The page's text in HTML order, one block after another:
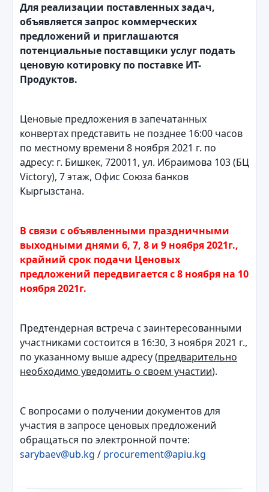
Для реализации поставленных задач,
объявляется запрос коммерческих
предложений и приглашаются
потенциальные поставщики услуг подать
ценовую котировку по поставке ИТ-
Продуктов.
Ценовые предложения в запечатанных
конвертах представить не позднее 16:00 часов
по местному времени 8 ноября 2021 г. по
адресу: г. Бишкек, 720011, ул. Ибраимова 103 (БЦ
Victory), 7 этаж, Офис Союза банков
Кыргызстана.
В связи с объявленными праздничными
выходными днями 6, 7, 8 и 9 ноября 2021г.,
крайний срок подачи Ценовых
предложений передвигается с 8 ноября на 10
ноября 2021г.
Предтендерная встреча с заинтересованными
участниками состоится в 16:30, 3 ноября 2021 г.,
по указанному выше адресу (предварительно
необходимо уведомить о своем участии).
С вопросами о получении документов для
участия в запросе ценовых предложений
обращаться по электронной почте:
sarybaev@ub.kg / procurement@apiu.kg